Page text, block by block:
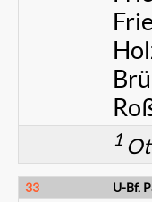
1
33
U-Bf.